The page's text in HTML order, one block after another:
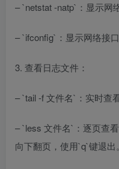
– `netstat -natp`：显示网
– `ifconfig`：显示网络接口
3. 查看日志文件：
– `tail -f 文件名`：实时查
– `less 文件名`：逐页查
向下翻页，使用`q`键退出。